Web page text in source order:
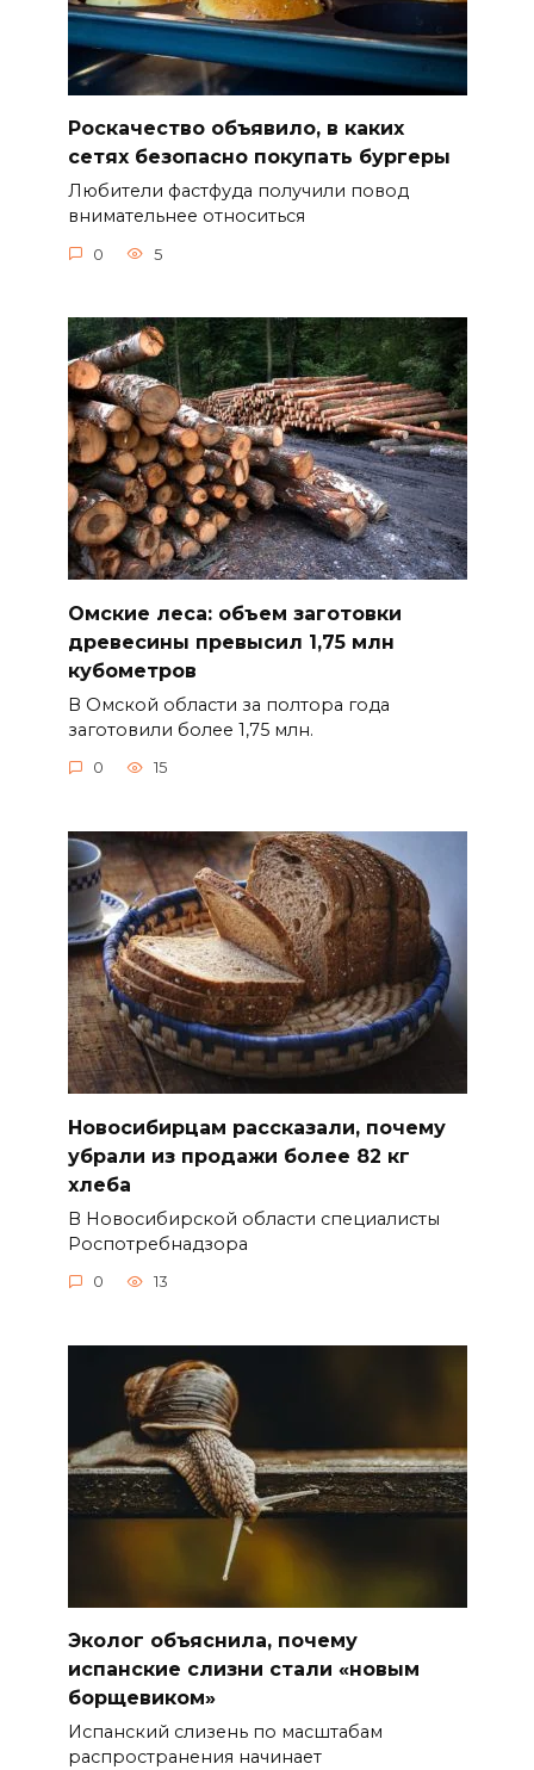
Роскачество объявило, в каких
сетях безопасно покупать бургеры
Любители фастфуда получили повод
внимательнее относиться
0 5
Омские леса: объем заготовки
древесины превысил 1,75 млн
кубометров
В Омской области за полтора года
заготовили более 1,75 млн.
0 15
Новосибирцам рассказали, почему
убрали из продажи более 82 кг
хлеба
В Новосибирской области специалисты
Роспотребнадзора
0 13
Эколог объяснила, почему
испанские слизни стали «новым
борщевиком»
Испанский слизень по масштабам
распространения начинает